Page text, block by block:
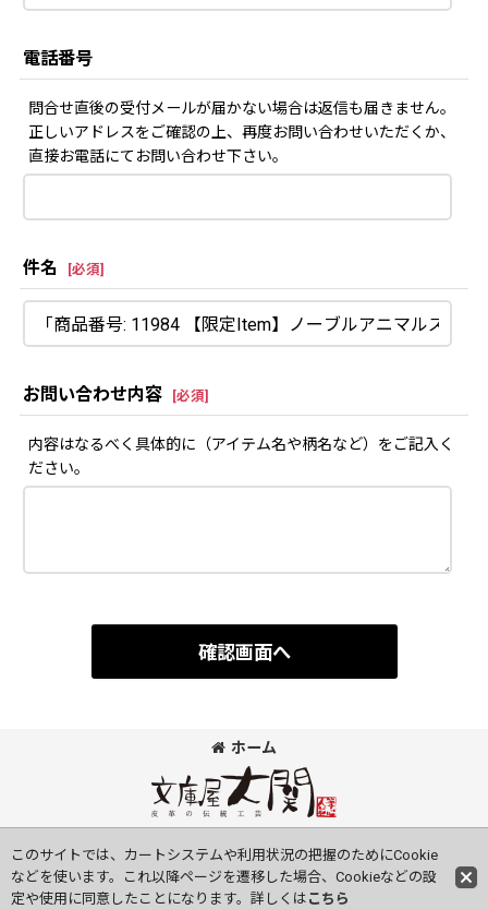
電話番号
問合せ直後の受付メールが届かない場合は返信も届きません。
正しいアドレスをご確認の上、再度お問い合わせいただくか、
直接お電話にてお問い合わせ下さい。
件名 [必須]
お問い合わせ内容 [必須]
内容はなるべく具体的に（アイテム名や柄名など）をご記入く
ださい。
確認画面へ
ホーム
このサイトでは、カートシステムや利用状況の把握のためにCookie
などを使います。これ以降ページを遷移した場合、Cookieなどの設
定や使用に同意したことになります。詳しくは こちら